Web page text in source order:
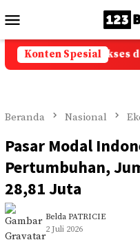
ke
kontenMobile
Konten Spesial
Akik: Kisah Sukses dari
Beranda Nasional
Pasar Modal
Pertumbuhan,
28,81 Juta
Belda PATRICIE
2 Juli 2026